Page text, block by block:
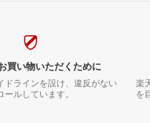
買い物いただくために
ドラインを設け、違反がない
ルしています。
楽
を